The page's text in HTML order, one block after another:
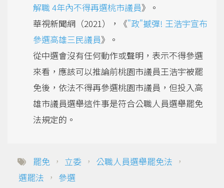
解職 4年內不得再選桃市議員》。
華視新聞網（2021），《"政"撼彈! 王浩宇宣布
參選高雄三民議員》。
從中選會沒有任何動作或聲明，表示不得參選
來看，應該可以推論前桃園市議員王浩宇被罷
免後，依法不得再參選桃園市議員，但投入高
雄市議員選舉這件事是符合公職人員選舉罷免
法規定的。
罷免 ， 立委 ， 公職人員選舉罷免法 ，
選罷法 ， 參選